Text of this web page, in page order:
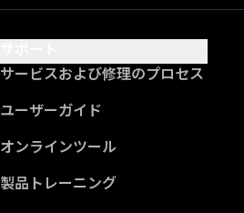
サービスおよび修理のプロセス
ユーザーガイド
オンラインツール
製品トレーニング